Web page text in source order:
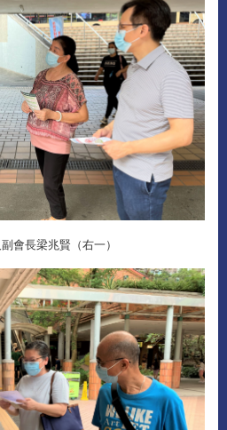
會長梁兆賢（右一）